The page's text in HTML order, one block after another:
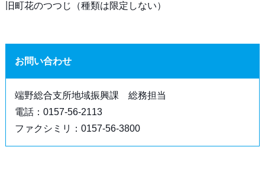
旧町花のつつじ（種類は限定しない）
お問い合わせ
端野総合支所地域振興課 総務担当
電話：0157-56-2113
ファクシミリ：0157-56-3800